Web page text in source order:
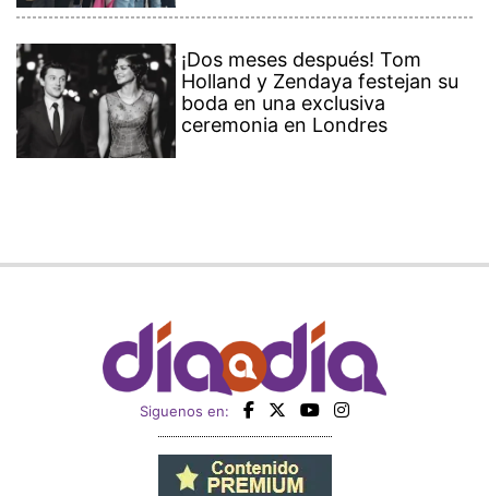
¡Dos meses después! Tom
Holland y Zendaya festejan su
boda en una exclusiva
ceremonia en Londres
Siguenos en: